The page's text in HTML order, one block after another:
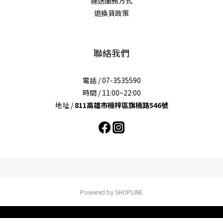
退換貨政策
聯絡我們
電話 / 07-3535590
時間 / 11:00~22:00
地址 /811高雄市楠梓區旗楠路546號
Powered by SHOPLINE